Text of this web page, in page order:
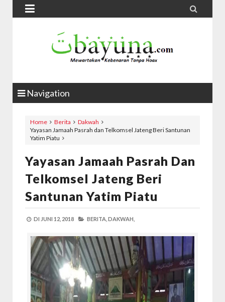
 
Navigation
Home Berita
Dakwah
Yayasan Jamaah Pasrah dan Telkomsel Jateng Beri Santunan
Yatim Piatu
Yayasan Jamaah Pasrah Dan
Telkomsel Jateng Beri
Santunan Yatim Piatu
DI JUNI 12, 2018 BERITA, DAKWAH,